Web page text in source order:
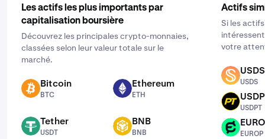
Les actifs les plus importants par
capitalisation boursière
Découvrez les principales crypto-monnaies,
classées selon leur valeur totale sur le
marché.
BTC Bitcoin
BTC
ETH Ethereum
ETH
USDT Tether
USDT
BNB BNB
BNB
Actifs
Si les
votre
USDS USDS
USDS
USDPT
USDPT
EUROP
EUROP